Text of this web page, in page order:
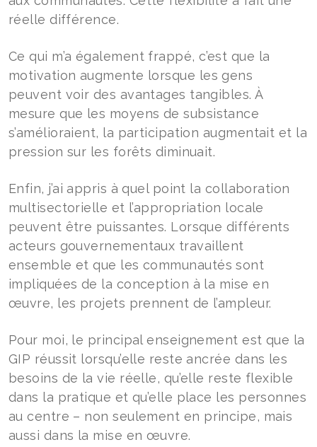
réelle différence.
Ce qui m’a également frappé, c’est que la
motivation augmente lorsque les gens
peuvent voir des avantages tangibles. À
mesure que les moyens de subsistance
s’amélioraient, la participation augmentait et la
pression sur les forêts diminuait.
Enfin, j’ai appris à quel point la collaboration
multisectorielle et l’appropriation locale
peuvent être puissantes. Lorsque différents
acteurs gouvernementaux travaillent
ensemble et que les communautés sont
impliquées de la conception à la mise en
œuvre, les projets prennent de l’ampleur.
Pour moi, le principal enseignement est que la
GIP réussit lorsqu’elle reste ancrée dans les
besoins de la vie réelle, qu’elle reste flexible
dans la pratique et qu’elle place les personnes
au centre – non seulement en principe, mais
aussi dans la mise en œuvre.